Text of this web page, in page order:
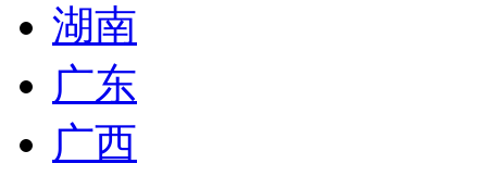
湖南
广东
广西